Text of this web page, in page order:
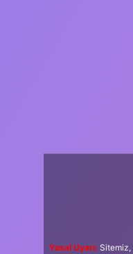
Yasal Uyarı: Sitemiz,